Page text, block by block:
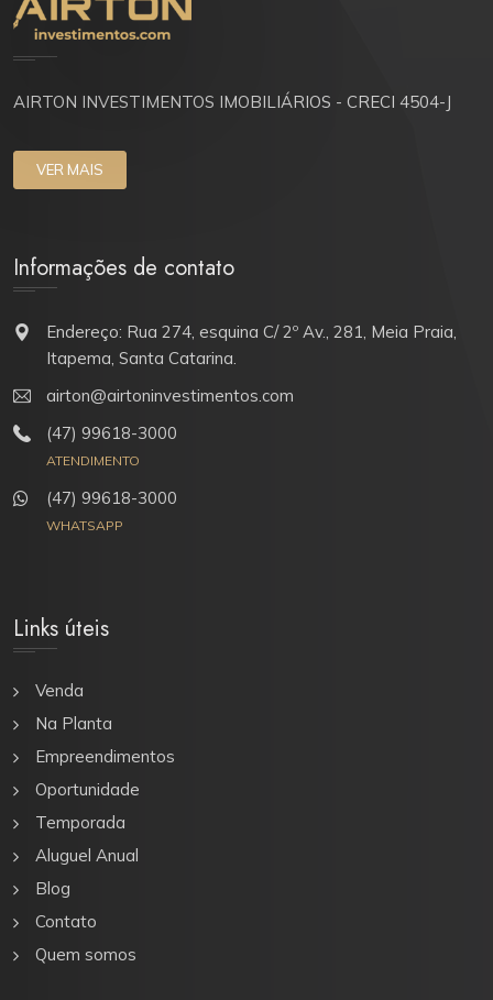
AIRTON INVESTIMENTOS IMOBILIÁRIOS - CRECI 4504-J
VER MAIS
Informações de contato
Endereço: Rua 274, esquina C/ 2º Av., 281, Meia Praia,
Itapema, Santa Catarina.
airton@airtoninvestimentos.com
(47) 99618-3000
ATENDIMENTO
(47) 99618-3000
WHATSAPP
Links úteis
Venda
Na Planta
Empreendimentos
Oportunidade
Temporada
Aluguel Anual
Blog
Contato
Quem somos